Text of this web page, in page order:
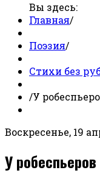
Вы здесь:
Главная/
Поэзия/
Стихи без
/У
Воскресенье, 19
У